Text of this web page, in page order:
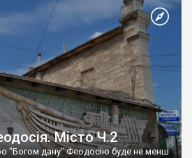
Місто Ч.2
"Богом дану" Феодосію буде не менш